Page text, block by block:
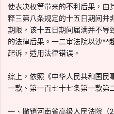
使表决权等带来的不利后果，由
释三第八条规定的十五日期间并
期限，该十五日期间届满并不导
的法律后果。一二审法院以沙**
起诉，适用法律错误。
综上，依照《中华人民共和国民
一款、第一百七十七条第一款第
一、撤销河南省高级人民法院（